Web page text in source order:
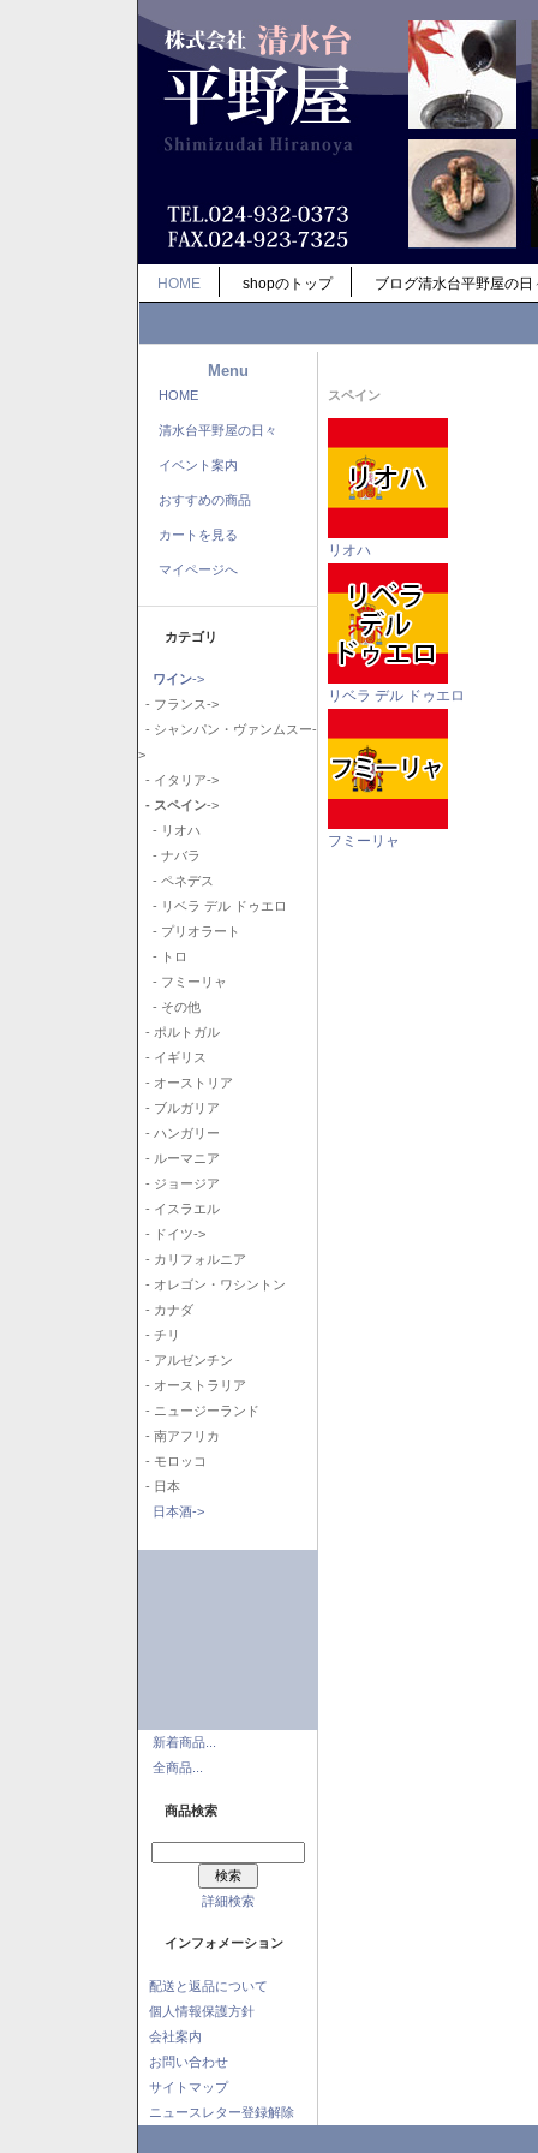
HOME shopのトップ ブログ清水台平野屋の日
Menu
HOME
清水台平野屋の日々
イベント案内
おすすめの商品
カートを見る
マイページへ
カテゴリ
ワイン->
- フランス->
- シャンパン・ヴァンムスー-
>
- イタリア->
- スペイン->
- リオハ
- ナバラ
- ペネデス
- リベラ デル ドゥエロ
- プリオラート
- トロ
- フミーリャ
- その他
- ポルトガル
- イギリス
- オーストリア
- ブルガリア
- ハンガリー
- ルーマニア
- ジョージア
- イスラエル
- ドイツ->
- カリフォルニア
- オレゴン・ワシントン
- カナダ
- チリ
- アルゼンチン
- オーストラリア
- ニュージーランド
- 南アフリカ
- モロッコ
- 日本
日本酒->
新着商品...
全商品...
商品検索
詳細検索
インフォメーション
配送と返品について
個人情報保護方針
会社案内
お問い合わせ
サイトマップ
ニュースレター登録解除
スペイン
リオハ
リベラ デル ドゥエロ
フミーリャ